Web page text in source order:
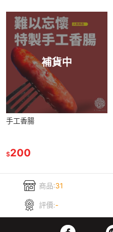
補貨中
手工香腸
$200
商品:31
評價:-